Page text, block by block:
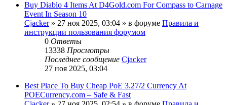
Buy Diablo 4 Items At D4Gold.com For Compass to Carnage
Event In Season 10
Cjacker» 27 ноя 2025, 03:04 » в форуме Правила и
инструкции пользования форумом
0 Ответы
13338 Просмотры
Последнее сообщение Cjacker
27 ноя 2025, 03:04
Best Place To Buy Cheap PoE 3.27/2 Currency At
POECurrency.com – Safe & Fast